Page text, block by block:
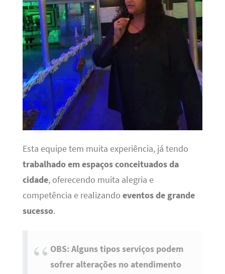
Esta equipe tem muita experiência, já tendo
trabalhado em espaços conceituados da
cidade, oferecendo muita alegria e
competência e realizando eventos de grande
sucesso.
OBS: Alguns tipos serviços podem
sofrer alterações no atendimento